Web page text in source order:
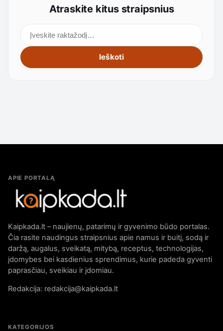
Atraskite kitus straipsnius
Ieškoti
APIE PORTALĄ
Kaipkada.lt – naujienų, patarimų ir gyvenimo būdo portalas.
Čia rasite naudingus straipsnius apie namus ir buitį, sodą ir
daržą, augalus, sveikatą, mitybą, receptus, technologijas,
įdomybes bei kasdienius sprendimus, kurie padeda gyventi
paprasčiau, sveikiau ir įdomiau.
Redakcija: redakcija@kaipkada.lt
KATEGORIJOS